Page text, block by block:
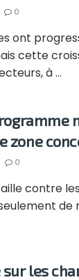
0
ont
cette
à ...
zone
0
contre
de
les